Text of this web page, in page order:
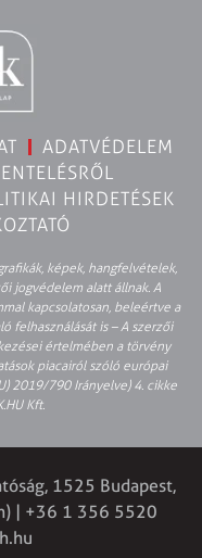
ADATVÉDELEM
HIRDETÉSEK
képek, hangfelvételek,
jogvédelem alatt állnak. A
kapcsolatosan, beleértve a
felhasználását is – A szerzői
értelmében a törvény
piacairól szóló európai
2019/790 Irányelve) 4. cikke
Kft.
1525 Budapest,
| +36 1 356 5520